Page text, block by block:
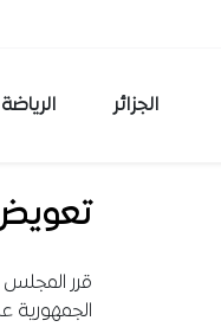
الجزائر الرياضة
تعويض
قرر
الجمهورية